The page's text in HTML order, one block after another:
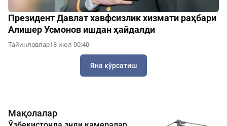
Президент Давлат хавфсизлик хизмати раҳбари
Алишер Усмонов ишдан ҳайдалди
Тайинловлар18 июл 00:40
Яна кўрсатиш
Мақолалар